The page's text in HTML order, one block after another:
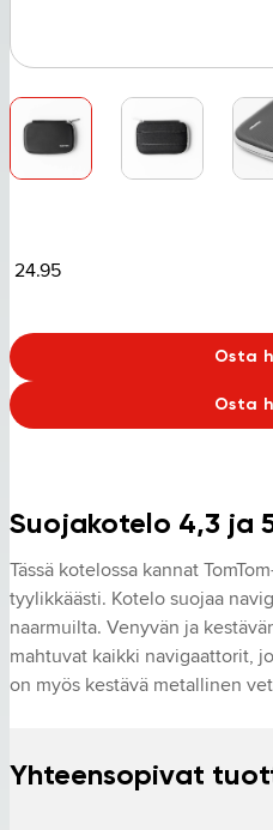
24.95
Osta
Osta
Suojakotelo 4,3 ja
Tässä kotelossa kannat
tyylikkäästi. Kotelo suojaa
naarmuilta. Venyvän ja
mahtuvat kaikki navigaattorit,
on myös kestävä metallinen
Yhteensopivat